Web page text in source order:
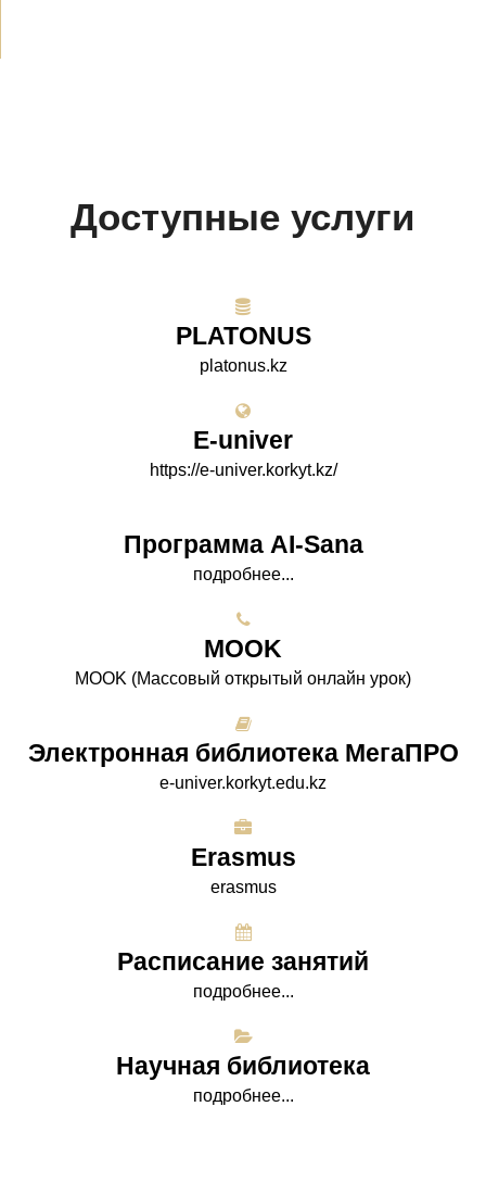
Доступные услуги
PLATONUS
platonus.kz
E-univer
https://e-univer.korkyt.kz/
Программа AI-Sana
подробнее...
МООK
МООK (Массовый открытый онлайн урок)
Электронная библиотека МегаПРО
e-univer.korkyt.edu.kz
Erasmus
erasmus
Расписание занятий
подробнее...
Научная библиотека
подробнее...